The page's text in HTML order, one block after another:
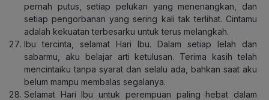
pernah putus, setiap pelukan yang menenangkan, dan
setiap pengorbanan yang sering kali tak terlihat. Cintamu
adalah kekuatan terbesarku untuk terus melangkah.
Ibu tercinta, selamat Hari Ibu. Dalam setiap lelah dan
sabarmu, aku belajar arti ketulusan. Terima kasih telah
mencintaiku tanpa syarat dan selalu ada, bahkan saat aku
belum mampu membalas segalanya.
Selamat Hari Ibu untuk perempuan paling hebat dalam